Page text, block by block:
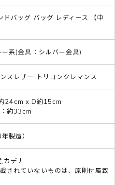
ドバッグ バッグ レディース 【中
系(金具：シルバー金具)
スレザー トリヨンクレマンス
24cm x D約15cm
約33cm
製造）
カデナ
されていないものは、原則付属致